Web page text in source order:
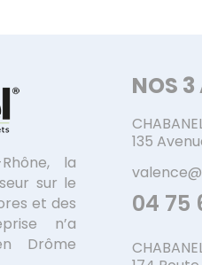
la
sur le
et des
n’a
Drôme
NOS 3
135
04 75